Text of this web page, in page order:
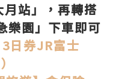
站」，再轉搭
樂園」下車即可
日券JR富士